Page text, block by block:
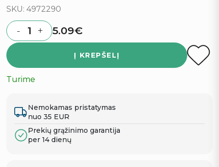
SKU: 4972290
Quantity
- + 5.09€
Į KREPŠELĮ
Turime
Nemokamas pristatymas
nuo 35 EUR
Prekių grąžinimo garantija
per 14 dienų